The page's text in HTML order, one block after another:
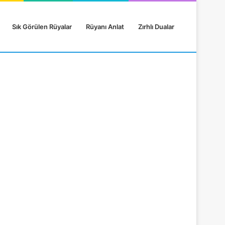
Sık Görülen Rüyalar Rüyanı Anlat Zırhlı Dualar